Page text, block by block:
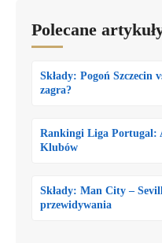
Polecane
Składy: Pogoń Szczecin
zagra?
Rankingi Liga Portugal:
Klubów
Składy: Man City –
przewidywania